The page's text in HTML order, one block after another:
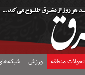
تحولات منطقه ورزش